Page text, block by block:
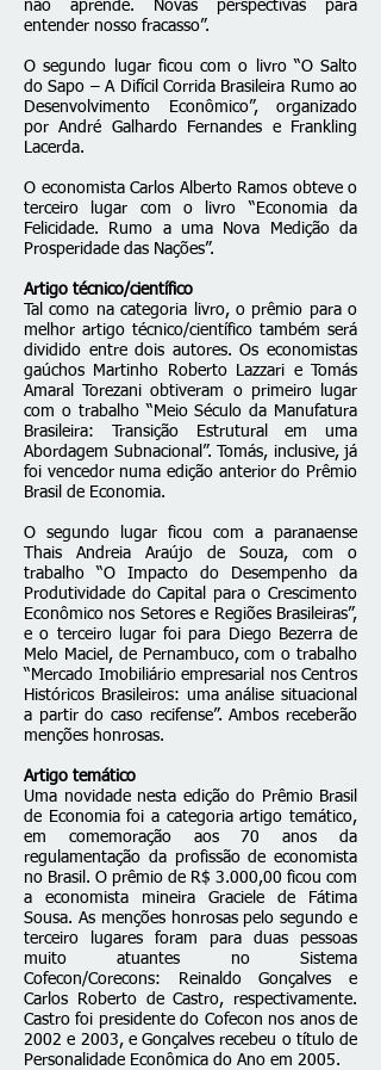
não aprende. Novas perspectivas para
entender nosso fracasso”.
O segundo lugar ficou com o livro “O Salto
do Sapo – A Difícil Corrida Brasileira Rumo ao
Desenvolvimento Econômico”, organizado
por André Galhardo Fernandes e Frankling
Lacerda.
O economista Carlos Alberto Ramos obteve o
terceiro lugar com o livro “Economia da
Felicidade. Rumo a uma Nova Medição da
Prosperidade das Nações”.
Artigo técnico/científico
Tal como na categoria livro, o prêmio para o
melhor artigo técnico/científico também será
dividido entre dois autores. Os economistas
gaúchos Martinho Roberto Lazzari e Tomás
Amaral Torezani obtiveram o primeiro lugar
com o trabalho “Meio Século da Manufatura
Brasileira: Transição Estrutural em uma
Abordagem Subnacional”. Tomás, inclusive, já
foi vencedor numa edição anterior do Prêmio
Brasil de Economia.
O segundo lugar ficou com a paranaense
Thais Andreia Araújo de Souza, com o
trabalho “O Impacto do Desempenho da
Produtividade do Capital para o Crescimento
Econômico nos Setores e Regiões Brasileiras”,
e o terceiro lugar foi para Diego Bezerra de
Melo Maciel, de Pernambuco, com o trabalho
“Mercado Imobiliário empresarial nos Centros
Históricos Brasileiros: uma análise situacional
a partir do caso recifense”. Ambos receberão
menções honrosas.
Artigo temático
Uma novidade nesta edição do Prêmio Brasil
de Economia foi a categoria artigo temático,
em comemoração aos 70 anos da
regulamentação da profissão de economista
no Brasil. O prêmio de R$ 3.000,00 ficou com
a economista mineira Graciele de Fátima
Sousa. As menções honrosas pelo segundo e
terceiro lugares foram para duas pessoas
muito atuantes no Sistema
Cofecon/Corecons: Reinaldo Gonçalves e
Carlos Roberto de Castro, respectivamente.
Castro foi presidente do Cofecon nos anos de
2002 e 2003, e Gonçalves recebeu o título de
Personalidade Econômica do Ano em 2005.